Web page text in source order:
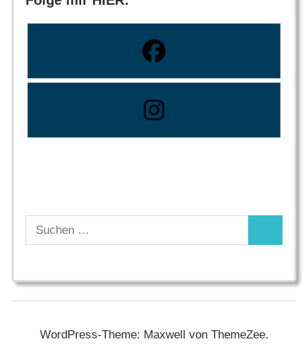
Suchen
nach:
WordPress-Theme: Maxwell von ThemeZee.